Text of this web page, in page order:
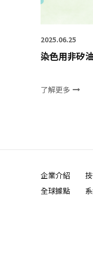
2025.06.25
染色用非矽
了解更多
企業介紹
全球據點